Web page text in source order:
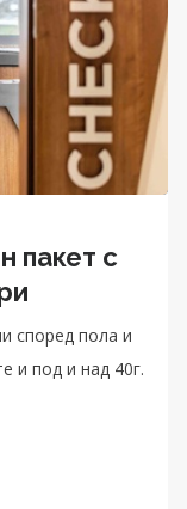
пакет с
според пола и
и под и над 40г.